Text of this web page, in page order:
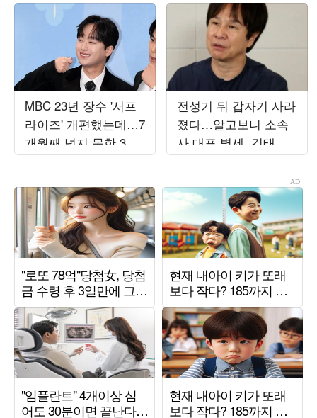
MBC 23년 장수 '서프
라이즈' 개편했는데…7
개월째 넘지 못한 3%
대의 벽
전성기 뒤 갑자기 사라
졌다…알고보니 소속
사 대표 별세, 김태원
이 도와 ('백투더뮤직